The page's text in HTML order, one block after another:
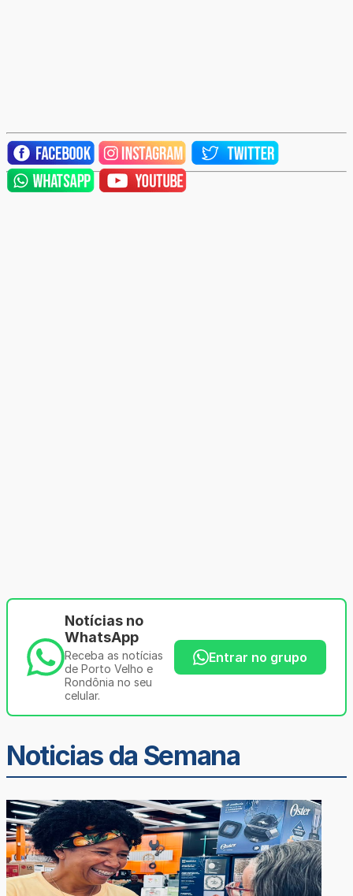
Notícias no
WhatsApp
Receba as notícias
de Porto Velho e
Rondônia no seu
celular.
Entrar no grupo
Noticias da Semana